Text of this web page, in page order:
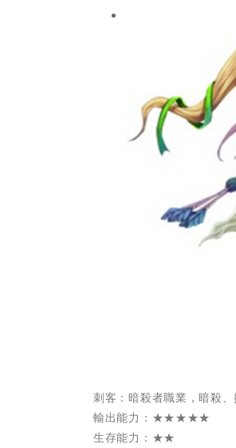
刺客：暗殺者職業，暗殺
輸出能力：★★★★★
生存能力：★★